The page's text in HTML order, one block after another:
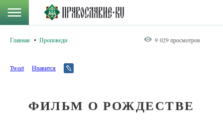
Главная Проповеди 9 029 просмотров
Tweet Нравится
ФИЛЬМ О РОЖДЕСТВЕ